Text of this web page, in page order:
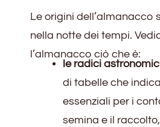
Le origini dell’almanacco
nella notte dei tempi.
l’almanacco ciò che è:
le radici
di tabelle che
essenziali per i
semina e il